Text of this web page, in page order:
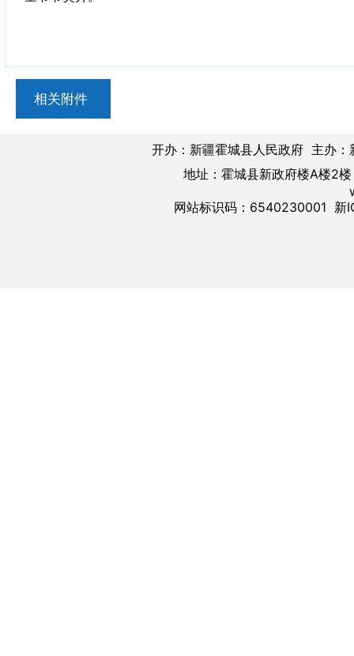
相关附件
开办：新疆霍城县人民政府 主办
地址：霍城县新政府楼A楼
网站标识码：6540230001 新